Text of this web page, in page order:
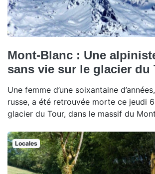
Mont-Blanc : Une
sans vie sur le glacier du
Une femme d’une soixantaine
russe, a été retrouvée morte ce jeudi
glacier du Tour, dans le massif du
Locales